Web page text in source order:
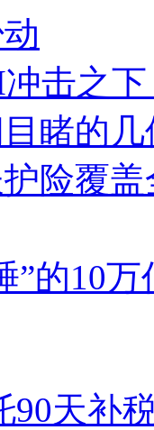
击之
睹的
险覆
”的10
90天补